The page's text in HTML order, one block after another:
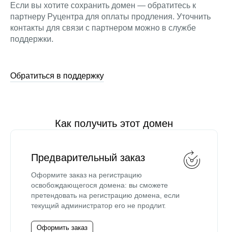
Если вы хотите сохранить домен — обратитесь к
партнеру Руцентра для оплаты продления. Уточнить
контакты для связи с партнером можно в службе
поддержки.
Обратиться в поддержку
Как получить этот домен
Предварительный заказ
Оформите заказ на регистрацию
освобождающегося домена: вы сможете
претендовать на регистрацию домена, если
текущий администратор его не продлит.
Оформить заказ